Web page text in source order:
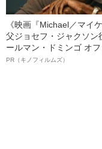
《映画『Michael／マイケ
父ジョセフ・ジャクソン
ールマン・ドミンゴ オフ
ルインタビュー“観客を魅
PR（キノフィルムズ）